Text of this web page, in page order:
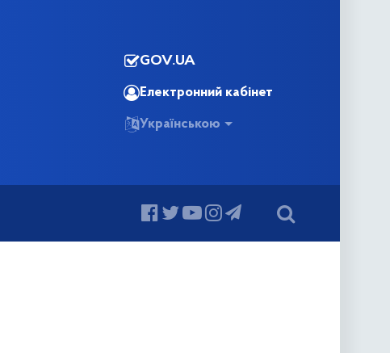
GOV.UA
Електронний кабінет
Українською